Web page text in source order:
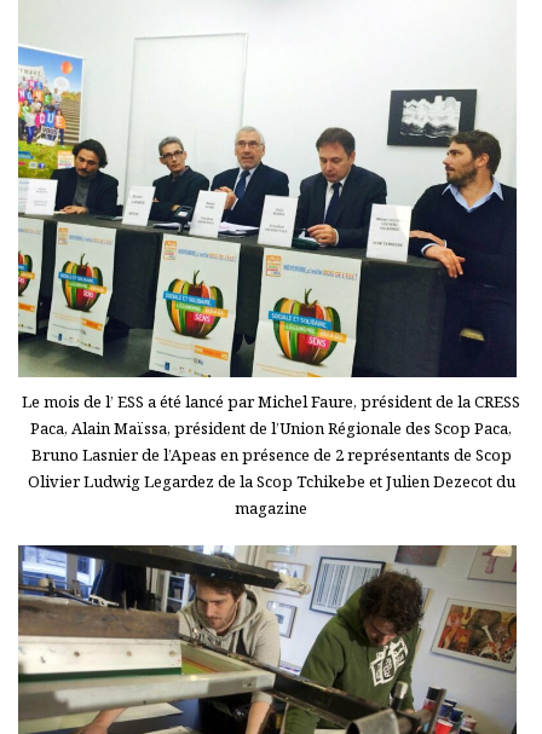
Le mois de l’ ESS a été lancé par Michel Faure, président de la CRESS
Paca, Alain Maïssa, président de l’Union Régionale des Scop Paca,
Bruno Lasnier de l’Apeas en présence de 2 représentants de Scop
Olivier Ludwig Legardez de la Scop Tchikebe et Julien Dezecot du
magazine